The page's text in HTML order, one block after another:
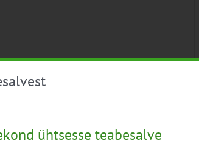
ühtsesse teabesalve